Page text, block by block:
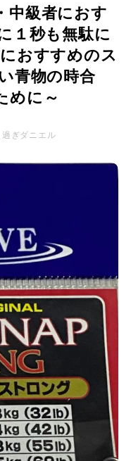
中級者におす
１秒も無駄に
おすすめのス
青物の時合
めに～
ぎダニエル